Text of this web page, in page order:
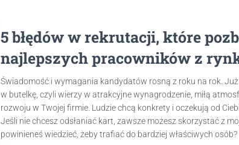
5 błędów w rekrutacji, które
najlepszych pracowników z
Świadomość i wymagania kandydatów rosną z roku na rok. Już
w butelkę, czyli wierzy w atrakcyjne wynagrodzenie, miłą
rozwoju w Twojej firmie. Ludzie chcą konkrety i oczekują od
Jeśli nie chcesz odsłaniać kart, zawsze możesz skorzystać z
powinieneś wiedzieć, żeby trafiać do bardziej właściwych osób?